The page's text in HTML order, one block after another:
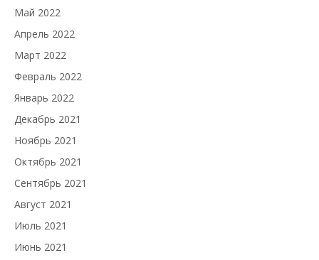
Май 2022
Апрель 2022
Март 2022
Февраль 2022
Январь 2022
Декабрь 2021
Ноябрь 2021
Октябрь 2021
Сентябрь 2021
Август 2021
Июль 2021
Июнь 2021